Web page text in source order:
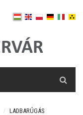
LADBARÚGÁS